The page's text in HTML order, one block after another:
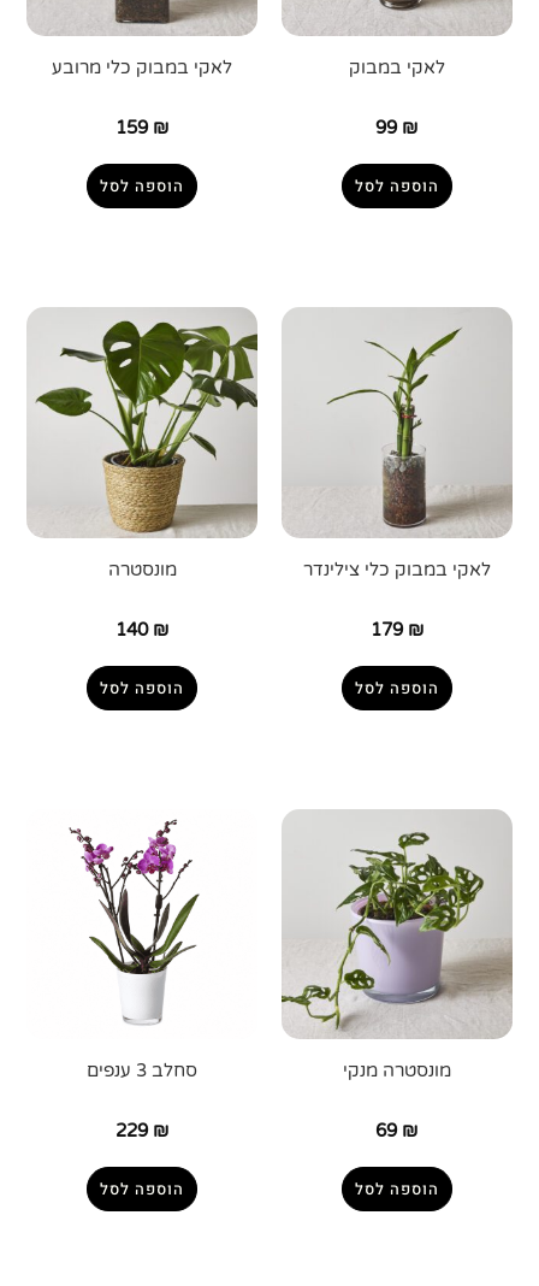
לאקי במבוק
99 ₪
הוספה לסל
לאקי במבוק כלי מרובע
159 ₪
הוספה לסל
לאקי במבוק כלי צילינדר
179 ₪
הוספה לסל
מונסטרה
140 ₪
הוספה לסל
מונסטרה מנקי
69 ₪
הוספה לסל
סחלב 3 ענפים
229 ₪
הוספה לסל